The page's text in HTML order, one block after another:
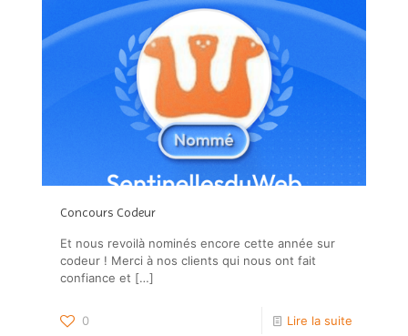
Concours Codeur
Et nous revoilà nominés encore cette année sur
codeur ! Merci à nos clients qui nous ont fait
confiance et […]
0 Lire la suite